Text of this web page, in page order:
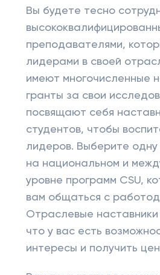
Вы будете тесно
преподавателями,
лидерами в своей
имеют многочисленные
гранты за свои
посвящают себя
студентов, чтобы
лидеров. Выберите одну
на национальном и
уровне программ CSU,
вам общаться с
Отраслевые
что у вас есть
интересы и получить